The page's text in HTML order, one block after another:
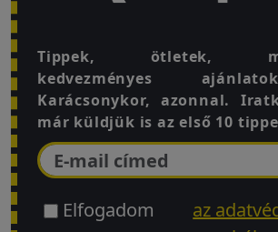
Tippek, ötletek,
kedvezményes
Karácsonykor, azonnal.
már küldjük is az első 10
Elfogadom
az